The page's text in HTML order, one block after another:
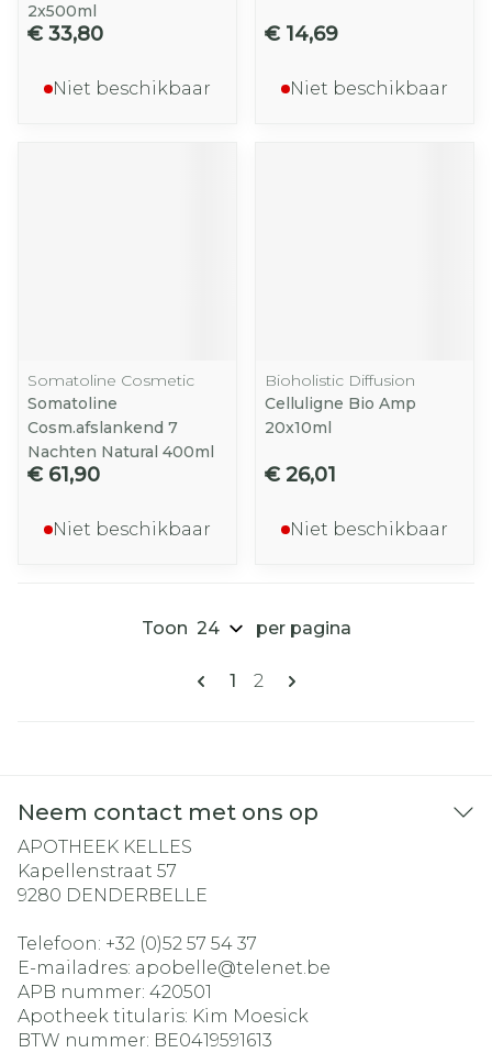
2x500ml
€ 33,80
Niet beschikbaar
€ 14,69
Niet beschikbaar
Somatoline Cosmetic
Somatoline
Cosm.afslankend 7
Nachten Natural 400ml
€ 61,90
Niet beschikbaar
Bioholistic Diffusion
Celluligne Bio Amp
20x10ml
€ 26,01
Niet beschikbaar
Pagina's
U lees momenteel pagina
1 Pagina
2
Toon per pagina
Neem contact met ons op
APOTHEEK KELLES
Kapellenstraat 57
9280 DENDERBELLE
Telefoon: +32 (0)52 57 54 37
E-mailadres: apobelle@telenet.be
APB nummer: 420501
Apotheek titularis: Kim Moesick
BTW nummer: BE0419591613